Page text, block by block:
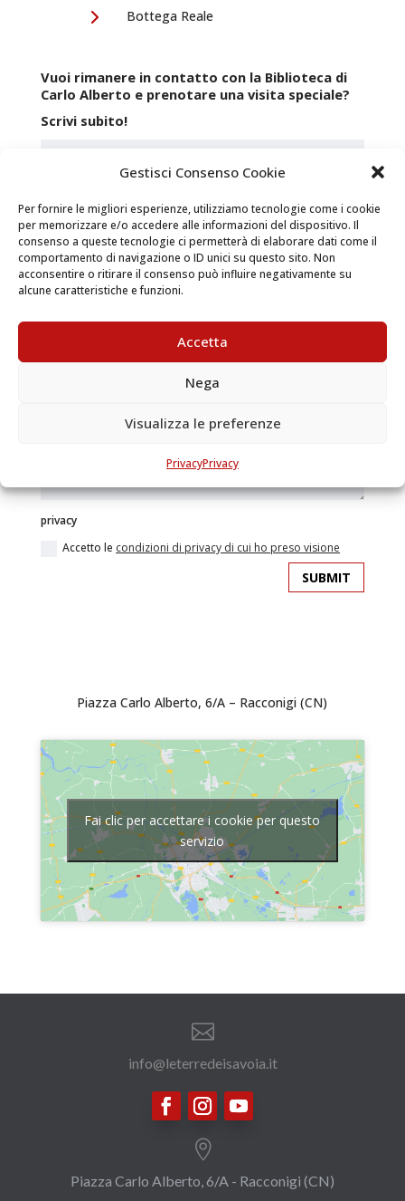
Gestisci Consenso Cookie
Per fornire le migliori esperienze, utilizziamo tecnologie come i cookie
per memorizzare e/o accedere alle informazioni del dispositivo. Il
consenso a queste tecnologie ci permetterà di elaborare dati come il
comportamento di navigazione o ID unici su questo sito. Non
acconsentire o ritirare il consenso può influire negativamente su
alcune caratteristiche e funzioni.
Accetta
Nega
Visualizza le preferenze
PrivacyPrivacy
Bottega Reale
Vuoi rimanere in contatto con la Biblioteca di
Carlo Alberto e prenotare una visita speciale?
Scrivi subito!
privacy
Accetto le condizioni di privacy di cui ho preso visione
SUBMIT
Piazza Carlo Alberto, 6/A – Racconigi (CN)
Fai clic per accettare i cookie per questo
servizio

info@leterredeisavoia.it

Piazza Carlo Alberto, 6/A - Racconigi (CN)